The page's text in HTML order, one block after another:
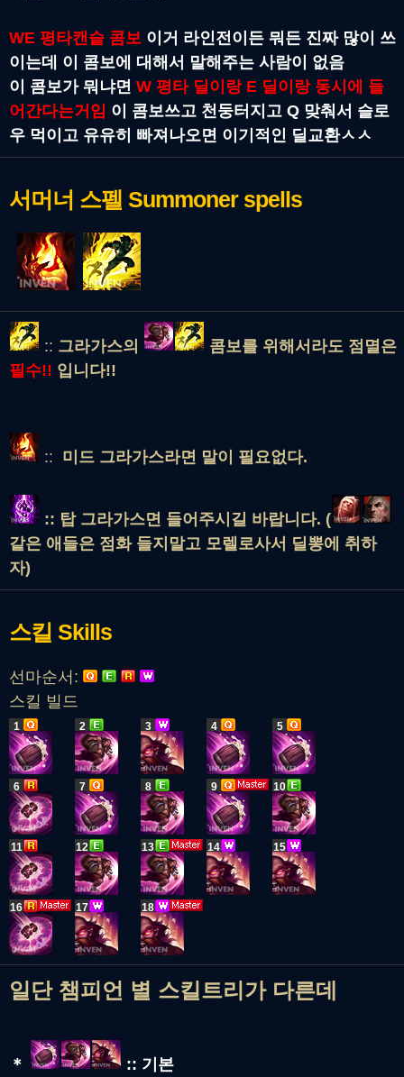
WE 평타캔슬 콤보 이거 라인전이든 뭐든 진짜 많이 쓰
이는데 이 콤보에 대해서 말해주는 사람이 없음
이 콤보가 뭐냐면 W 평타 딜이랑 E 딜이랑 동시에 들
어간다는거임 이 콤보쓰고 천둥터지고 Q 맞춰서 슬로
우 먹이고 유유히 빠져나오면 이기적인 딜교환ㅅㅅ
서머너 스펠 Summoner spells
:: 그라가스의
콤보를 위해서라도 점멸은
필수!! 입니다!!
:: 미드 그라가스라면 말이 필요없다.
:: 탑 그라가스면 들어주시길 바랍니다. (
같은 애들은 점화 들지말고 모렐로사서 딜뽕에 취하
자)
스킬 Skills
선마순서:
스킬 빌드
1 2 3 4 5
6 7 8 9 10
11 12 13 14 15
16 17 18
일단 챔피언 별 스킬트리가 다른데
＊ :: 기본